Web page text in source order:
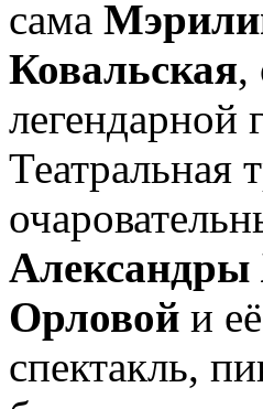
сама
Ковальская,
легендарной
Театральная
Орловой и
спектакль,